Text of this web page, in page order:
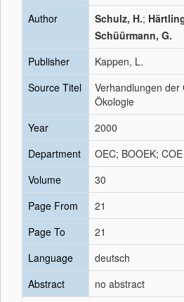
Author
Schulz, H.;
Schüürmann, G.
Publisher
Kappen, L.
Source Titel
Verhandlungen der
Ökologie
Year
2000
Department
OEC; BOOEK; COE
Volume
30
Page From
21
Page To
21
Language
deutsch
Abstract
no abstract